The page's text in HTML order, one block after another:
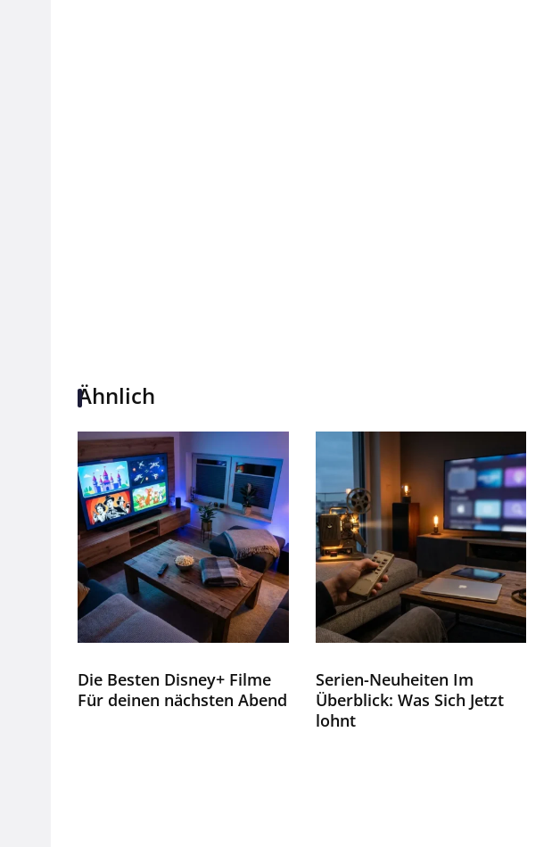
Ähnlich
Die Besten Disney+ Filme
Für deinen nächsten Abend
Serien-Neuheiten Im
Überblick: Was Sich Jetzt
lohnt